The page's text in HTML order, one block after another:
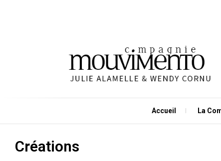
Accueil La
Créations